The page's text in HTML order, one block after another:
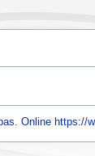
Online https://